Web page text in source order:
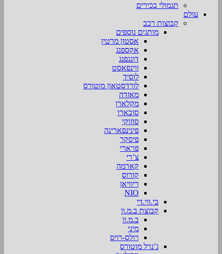
תגמולי בכירים
עולם
קבוצות רכב
מותגים נוספים
אסטון מרטין
אקספנג
דונגפנג
ווינפאסט
לוסיד
לורדסטאון מוטורס
מאזדה
מקלארן
סובארו
סוזוקי
פינינפארינה
פיסקר
פרארי
צ’רי
קארמה
קורוס
ריוויאן
NIO
בי.ווי.די
קבוצת ב.מ.וו
ב.מ.וו
מיני
רולס-רויס
ג’נרל מוטורס